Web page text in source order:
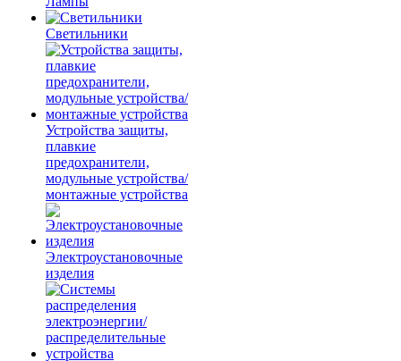
Светильники
Устройства защиты,
плавкие
предохранители,
модульные устройства/
монтажные устройства
Электроустановочные
изделия